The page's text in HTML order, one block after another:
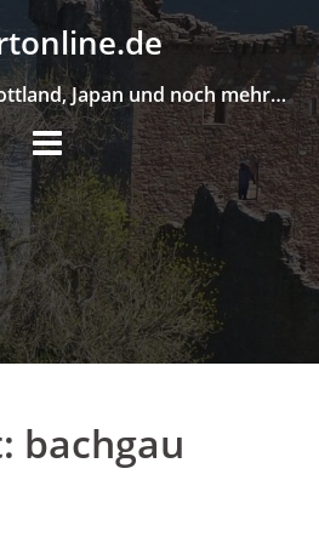
Japan und noch mehr…
bachgau